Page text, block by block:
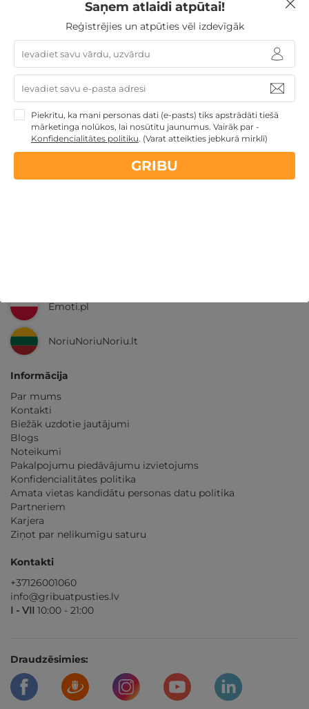
Nekādasapkalpošanas un administrācijasmaksas
14 dienu naudas atmaksas garantija
Kvalitatīva klientuapkalpošana
Emoti.pl
NoriuNoriuNoriu.lt
Informācija
Par mums
Kontakti
Biežāk uzdotie jautājumi
Blogs
Noteikumi
Pakalpojumu piedāvājumu izvietojums
Konfidencialitātes politika
Amata vietas kandidātu personas datu politika
Partneriem
Karjera
Ziņot par nelikumīgu saturu
Kontakti
+37126001060
info@gribuatpusties.lv
I - VII 10:00 - 21:00
Draudzēsimies:
Saņem atlaidi atpūtai!
Reģistrējies un atpūties vēl izdevīgāk
Piekrītu, ka mani personas dati (e-pasts) tiks apstrādāti tiešā
mārketinga nolūkos, lai nosūtītu jaunumus. Vairāk par -
Konfidencialitātes politiku. (Varat atteikties jebkurā mirklī)
GRIBU